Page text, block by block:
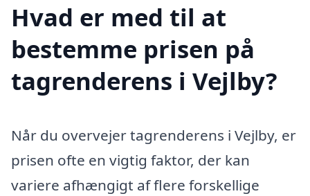
Hvad er med til at
bestemme prisen på
tagrenderens i Vejlby?
Når du overvejer tagrenderens i Vejlby, er
prisen ofte en vigtig faktor, der kan
variere afhængigt af flere forskellige